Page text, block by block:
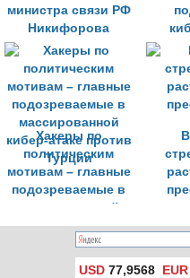
министра связи РФ
Никифорова
Хакеры по
политическим
мотивам – главные
подозреваемые в
массированной
кибер-атаке против
Турции
USD 77,9568 EUR